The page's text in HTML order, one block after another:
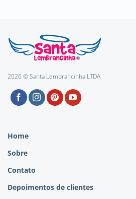
2026 © Santa Lembrancinha LTDA
Home
Sobre
Contato
Depoimentos de clientes